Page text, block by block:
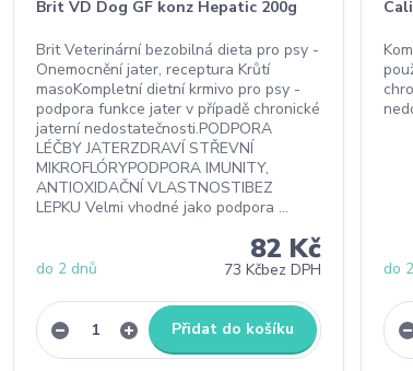
Brit VD Dog GF konz Hepatic 200g
Brit Veterinární bezobilná dieta pro psy -
Onemocnění jater, receptura Krůtí
masoKompletní dietní krmivo pro psy -
podpora funkce jater v případě chronické
jaterní nedostatečnosti.PODPORA
LÉČBY JATERZDRAVÍ STŘEVNÍ
MIKROFLÓRYPODPORA IMUNITY,
ANTIOXIDAČNÍ VLASTNOSTIBEZ
LEPKU Velmi vhodné jako podpora ...
82 Kč
73 Kčbez DPH
do 2 dnů
Přidat do košíku
do